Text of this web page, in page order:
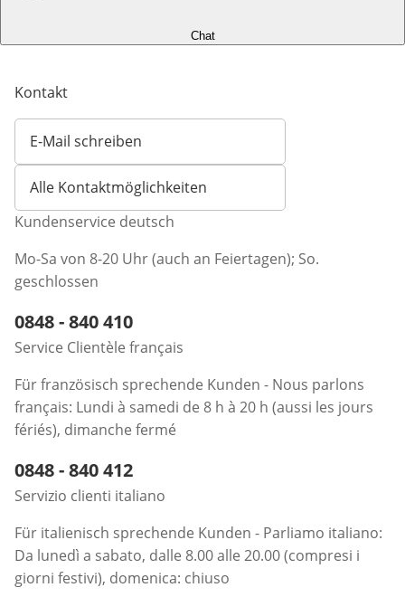
Chat
Kontakt
E-Mail schreiben
Öffnet E-Mail-Client
Alle Kontaktmöglichkeiten
Kundenservice deutsch
Mo-Sa von 8-20 Uhr (auch an Feiertagen); So.
geschlossen
Telefonnummer:
0848 - 840 410
Service Clientèle français
Für französisch sprechende Kunden - Nous parlons
français: Lundi à samedi de 8 h à 20 h (aussi les jours
fériés), dimanche fermé
Telefonnummer:
0848 - 840 412
Servizio clienti italiano
Für italienisch sprechende Kunden - Parliamo italiano:
Da lunedì a sabato, dalle 8.00 alle 20.00 (compresi i
giorni festivi), domenica: chiuso